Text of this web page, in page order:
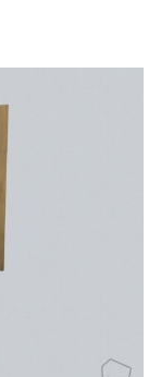
187,67€
232,19€